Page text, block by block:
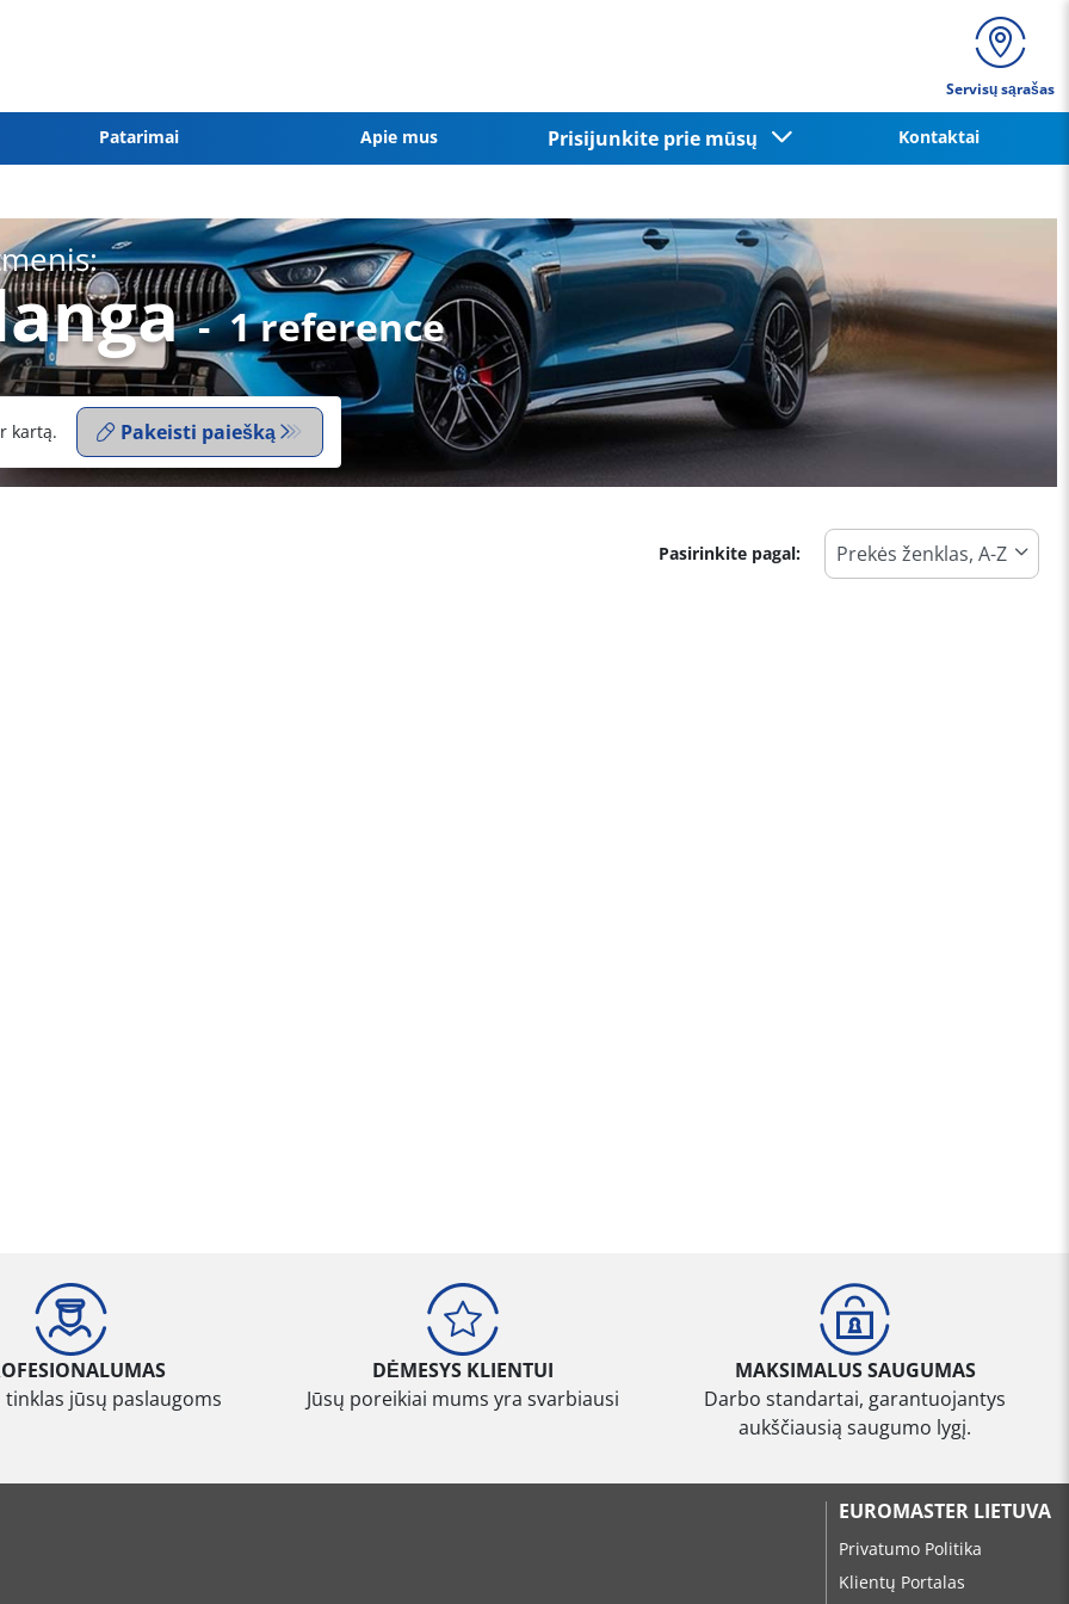
Servisų sąrašas
Patarimai Apie mus Prisijunkite prie mūsų Kontaktai
- 1 reference
kartą. Pakeisti paiešką
Pasirinkite pagal:
tinklas jūsų paslaugoms
DĖMESYS KLIENTUI
Jūsų poreikiai mums yra svarbiausi
MAKSIMALUS SAUGUMAS
Darbo standartai, garantuojantys
aukščiausią saugumo lygį.
EUROMASTER LIETUVA
Privatumo Politika
Klientų Portalas